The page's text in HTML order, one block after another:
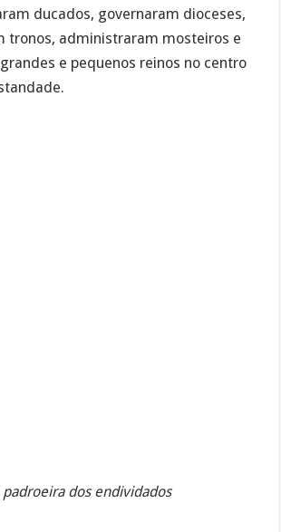
ducados, governaram dioceses,
tronos, administraram mosteiros e
e pequenos reinos no centro
padroeira dos endividados